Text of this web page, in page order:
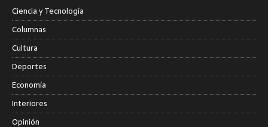
Ciencia y Tecnología
Columnas
Cultura
Deportes
Economía
Interiores
Opinión